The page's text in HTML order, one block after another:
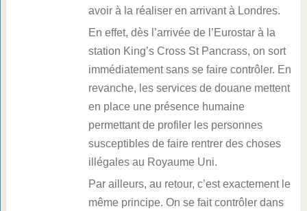
avoir à la réaliser en arrivant à Londres.
En effet, dès l’arrivée de l’Eurostar à la
station King’s Cross St Pancrass, on sort
immédiatement sans se faire contrôler. En
revanche, les services de douane mettent
en place une présence humaine
permettant de profiler les personnes
susceptibles de faire rentrer des choses
illégales au Royaume Uni.
Par ailleurs, au retour, c’est exactement le
même principe. On se fait contrôler dans